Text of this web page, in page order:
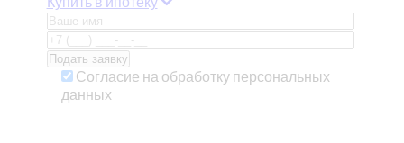
Согласие на обработку персональных
данных